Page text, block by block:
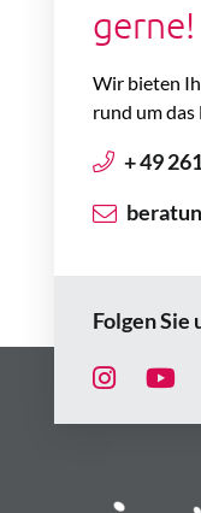
gerne!
Wir bieten
rund um
+ 49
Folgen Sie